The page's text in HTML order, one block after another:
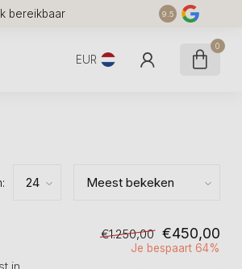
bereikbaar 9.5
EUR
0
€1.250,00 €450,00
Je bespaart 64%